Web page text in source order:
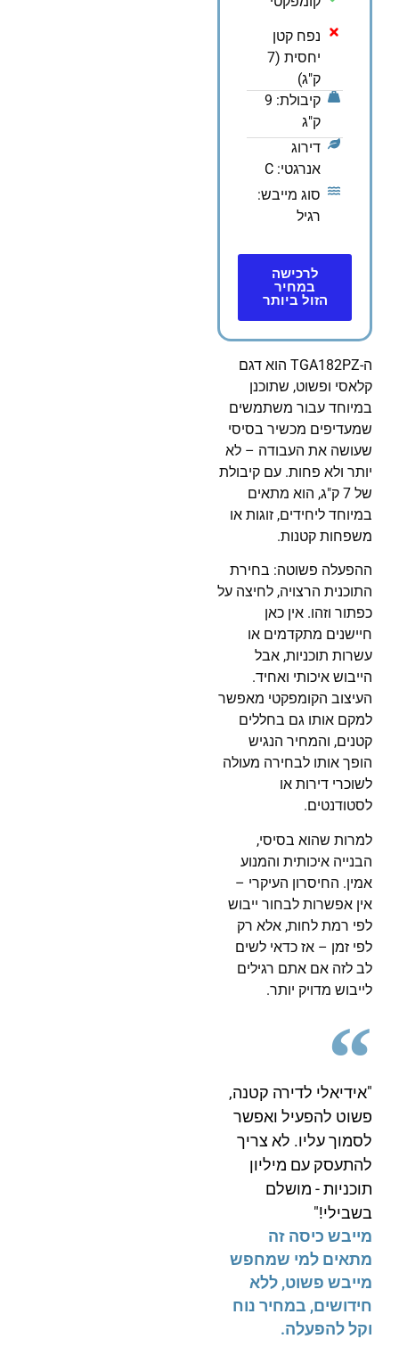
נפח קטן
יחסית (7
ק"ג)
קיבולת: 9
ק"ג
דירוג
אנרגטי: C
סוג מייבש:
רגיל
לרכישה
במחיר
הזול ביותר
ה-TGA182PZ הוא דגם
קלאסי ופשוט, שתוכנן
במיוחד עבור משתמשים
שמעדיפים מכשיר בסיסי
שעושה את העבודה – לא
יותר ולא פחות. עם קיבולת
של 7 ק"ג, הוא מתאים
במיוחד ליחידים, זוגות או
משפחות קטנות.
ההפעלה פשוטה: בחירת
התוכנית הרצויה, לחיצה על
כפתור וזהו. אין כאן
חיישנים מתקדמים או
עשרות תוכניות, אבל
הייבוש איכותי ואחיד.
העיצוב הקומפקטי מאפשר
למקם אותו גם בחללים
קטנים, והמחיר הנגיש
הופך אותו לבחירה מעולה
לשוכרי דירות או
לסטודנטים.
למרות שהוא בסיסי,
הבנייה איכותית והמנוע
אמין. החיסרון העיקרי –
אין אפשרות לבחור ייבוש
לפי רמת לחות, אלא רק
לפי זמן – אז כדאי לשים
לב לזה אם אתם רגילים
לייבוש מדויק יותר.
"אידיאלי לדירה קטנה,
פשוט להפעיל ואפשר
לסמוך עליו. לא צריך
להתעסק עם מיליון
תוכניות - מושלם
בשבילי!"
מייבש כיסה זה
מתאים למי שמחפש
מייבש פשוט, ללא
חידושים, במחיר נוח
וקל להפעלה.